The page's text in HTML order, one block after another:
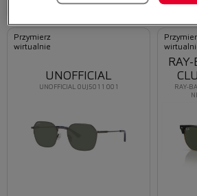
Najniższa cena z 30 dni przed
Przymierz
wirtualnie
UNOFFICIAL 0UJ5011 001
UNOFFICIAL
RAY-